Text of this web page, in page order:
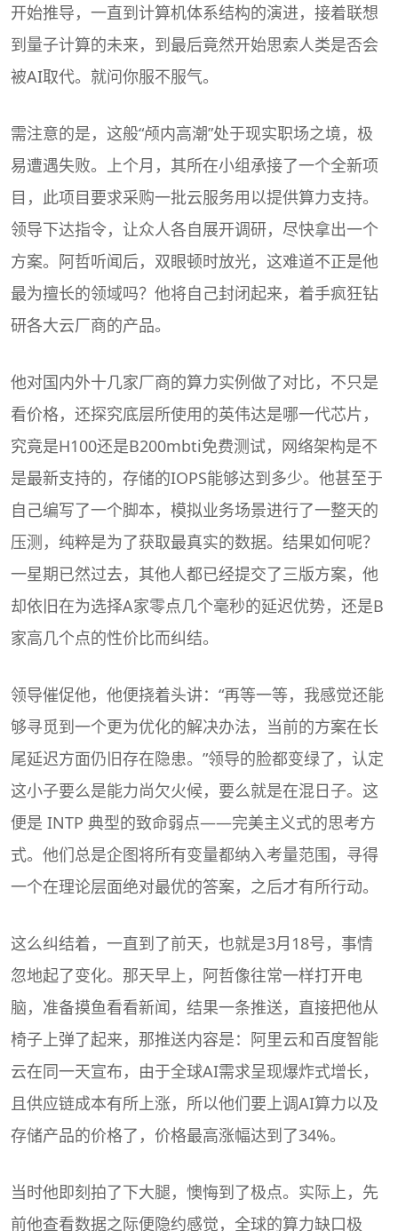
开始推导，一直到计算机体系结构的演进，接着联想
到量子计算的未来，到最后竟然开始思索人类是否会
被AI取代。就问你服不服气。
需注意的是，这般“颅内高潮”处于现实职场之境，极
易遭遇失败。上个月，其所在小组承接了一个全新项
目，此项目要求采购一批云服务用以提供算力支持。
领导下达指令，让众人各自展开调研，尽快拿出一个
方案。阿哲听闻后，双眼顿时放光，这难道不正是他
最为擅长的领域吗？他将自己封闭起来，着手疯狂钻
研各大云厂商的产品。
他对国内外十几家厂商的算力实例做了对比，不只是
看价格，还探究底层所使用的英伟达是哪一代芯片，
究竟是H100还是B200mbti免费测试，网络架构是不
是最新支持的，存储的IOPS能够达到多少。他甚至于
自己编写了一个脚本，模拟业务场景进行了一整天的
压测，纯粹是为了获取最真实的数据。结果如何呢？
一星期已然过去，其他人都已经提交了三版方案，他
却依旧在为选择A家零点几个毫秒的延迟优势，还是B
家高几个点的性价比而纠结。
领导催促他，他便挠着头讲：“再等一等，我感觉还能
够寻觅到一个更为优化的解决办法，当前的方案在长
尾延迟方面仍旧存在隐患。”领导的脸都变绿了，认定
这小子要么是能力尚欠火候，要么就是在混日子。这
便是 INTP 典型的致命弱点——完美主义式的思考方
式。他们总是企图将所有变量都纳入考量范围，寻得
一个在理论层面绝对最优的答案，之后才有所行动。
这么纠结着，一直到了前天，也就是3月18号，事情
忽地起了变化。那天早上，阿哲像往常一样打开电
脑，准备摸鱼看看新闻，结果一条推送，直接把他从
椅子上弹了起来，那推送内容是：阿里云和百度智能
云在同一天宣布，由于全球AI需求呈现爆炸式增长，
且供应链成本有所上涨，所以他们要上调AI算力以及
存储产品的价格了，价格最高涨幅达到了34%。
当时他即刻拍了下大腿，懊悔到了极点。实际上，先
前他查看数据之际便隐约感觉，全球的算力缺口极